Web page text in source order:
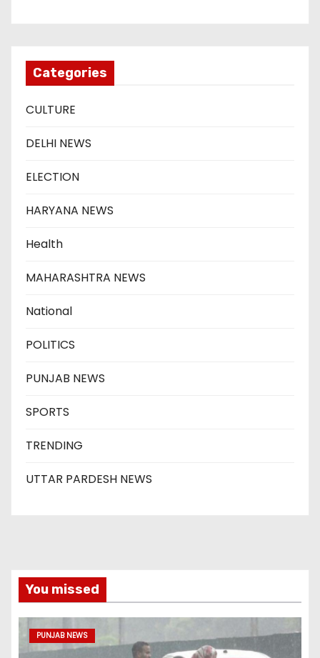
Categories
CULTURE
DELHI NEWS
ELECTION
HARYANA NEWS
Health
MAHARASHTRA NEWS
National
POLITICS
PUNJAB NEWS
SPORTS
TRENDING
UTTAR PARDESH NEWS
You missed
PUNJAB NEWS